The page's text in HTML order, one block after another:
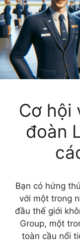
Cơ hội
đoàn
Bạn có hứng
với một trong
đầu thế giới
Group, một
toàn cầu nổi